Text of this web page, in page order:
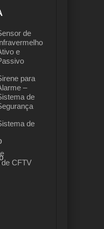
de
e
para
–
de
de
CFTV